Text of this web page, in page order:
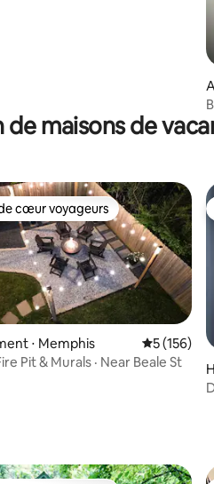
de maisons de
base de 119 commentaires :
cœur voyageurs les plus appréciés
cœur voyageurs
⋅ Memphis Évaluation
5 (156)
Pit & Murals · Near Beale St